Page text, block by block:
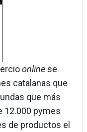
online se
catalanas que
que más
12.000 pymes
de productos el